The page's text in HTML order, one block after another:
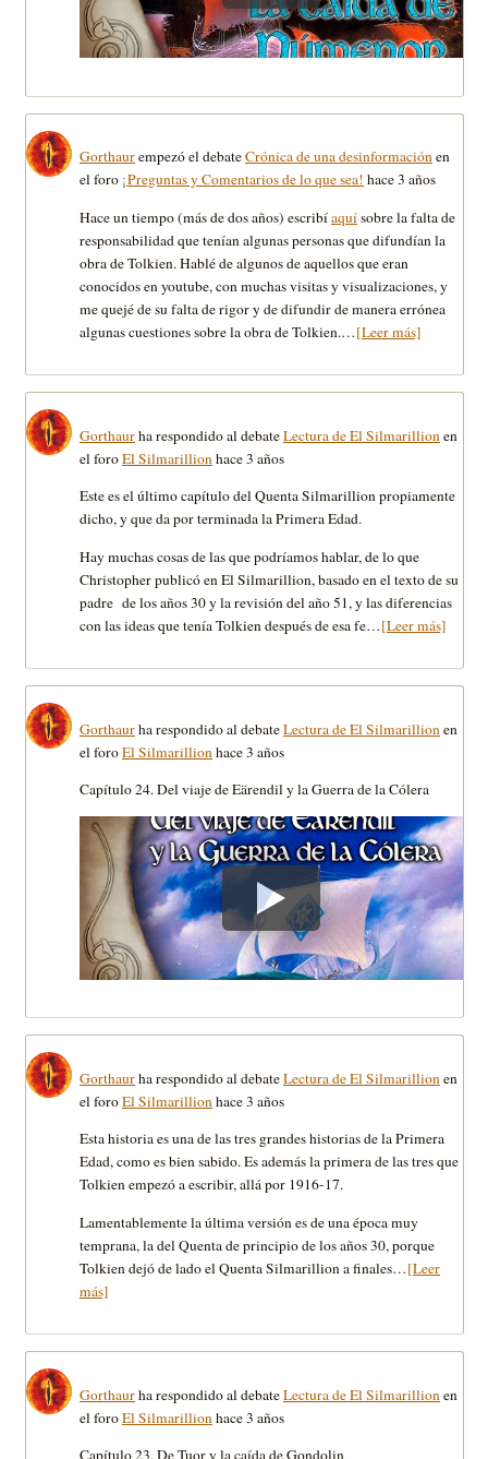
Gorthaurempezó el debateCrónica de una desinformaciónen
el foro ¡Preguntas y Comentarios de lo que sea! hace 3 años
Hace un tiempo (más de dos años) escribíaquísobre la falta de
responsabilidad que tenían algunas personas que difundían la
obra de Tolkien. Hablé de algunos de aquellos que eran
conocidos en youtube, con muchas visitas y visualizaciones, y
me quejé de su falta de rigor y de difundir de manera errónea
algunas cuestiones sobre la obra de Tolkien.…[Leer más]
Gorthaurha respondido al debateLectura de El Silmarillionen
el foroEl Silmarillionhace 3 años
Este es el último capítulo del Quenta Silmarillion propiamente
dicho, y que da por terminada la Primera Edad.
Hay muchas cosas de las que podríamos hablar, de lo que
Christopher publicó en El Silmarillion, basado en el texto de su
padre de los años 30 y la revisión del año 51, y las diferencias
con las ideas que tenía Tolkien después de esa fe…[Leer más]
Gorthaurha respondido al debateLectura de El Silmarillionen
el foroEl Silmarillionhace 3 años
Capítulo 24. Del viaje de Eärendil y la Guerra de la Cólera
Gorthaurha respondido al debateLectura de El Silmarillionen
el foroEl Silmarillionhace 3 años
Esta historia es una de las tres grandes historias de la Primera
Edad, como es bien sabido. Es además la primera de las tres que
Tolkien empezó a escribir, allá por 1916-17.
Lamentablemente la última versión es de una época muy
temprana, la del Quenta de principio de los años 30, porque
Tolkien dejó de lado el Quenta Silmarillion a finales…[Leer
más]
Gorthaurha respondido al debateLectura de El Silmarillionen
el foroEl Silmarillionhace 3 años
Capítulo 23. De Tuor y la caída de Gondolin